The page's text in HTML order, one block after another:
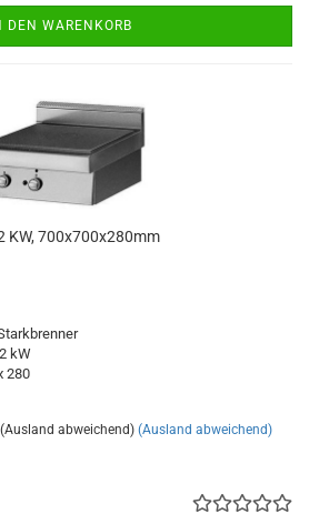
DEN WARENKORB
KW, 700x700x280mm
kW
280
abweichend) (Ausland abweichend)